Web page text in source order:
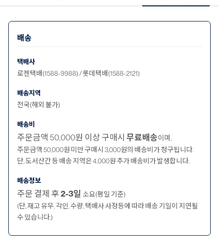
배송
택배사
로젠택배(1588-9988) / 롯데택배(1588-2121)
배송지역
전국(해외 불가)
배송비
주문금액 50,000원 이상 구매시 무료배송이며,
주문금액 50,000원 미만 구매시 3,000원의 배송비가 청구됩니다.
단, 도서산간 등 배송 지역은 4,000원 추가 배송비가 발생합니다.
배송정보
주문 결제 후2-3일 소요(평일 기준)
(단, 재고 유무, 각인, 수량, 택배사 사정등에 따라 배송 기일이 지연될
수 있습니다.)